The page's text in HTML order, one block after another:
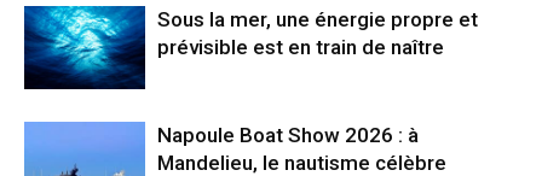
Sous la mer, une énergie propre et
prévisible est en train de naître
Napoule Boat Show 2026 : à
Mandelieu, le nautisme célèbre